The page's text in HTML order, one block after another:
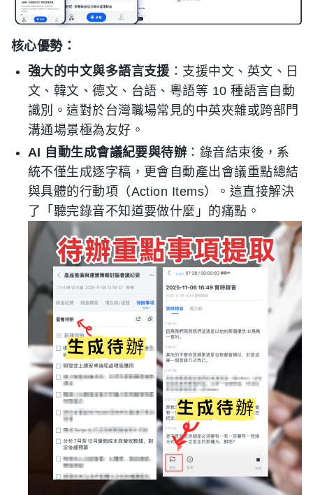
核心優勢：
強大的中文與多語言支援 ：支援中文、英文、日
文、韓文、德文、台語、粵語等 10 種語言自動
識別。這對於台灣職場常見的中英夾雜或跨部門
溝通場景極為友好。
AI 自動生成會議紀要與待辦 ：錄音結束後，系
統不僅生成逐字稿，更會自動產出會議重點總結
與具體的行動項（Action Items）。這直接解決
了「聽完錄音不知道要做什麼」的痛點。